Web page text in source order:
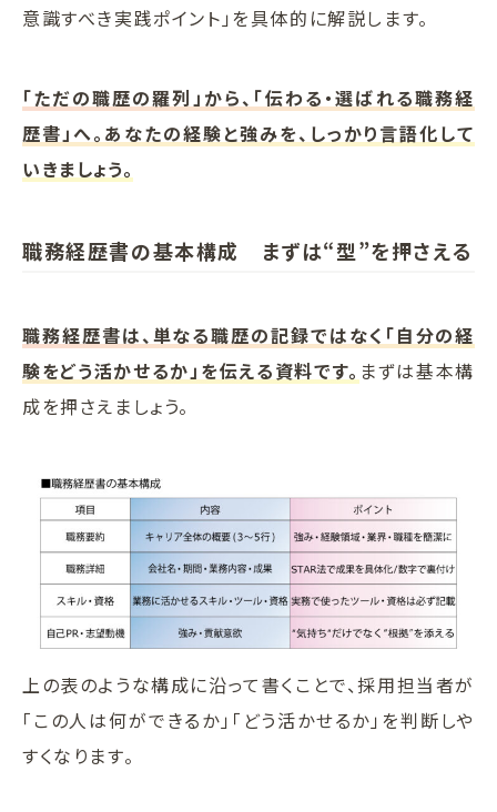
意識すべき実践ポイント」を具体的に解説します。
「ただの職歴の羅列」から、「伝わる・選ばれる職務経
歴書」へ。あなたの経験と強みを、しっかり言語化して
いきましょう。
職務経歴書の基本構成 まずは“型”を押さえる
職務経歴書は、単なる職歴の記録ではなく「自分の経
験をどう活かせるか」を伝える資料です。 まずは基本構
成を押さえましょう。
上の表のような構成に沿って書くことで、採用担当者が
「この人は何ができるか」「どう活かせるか」を判断しや
すくなります。